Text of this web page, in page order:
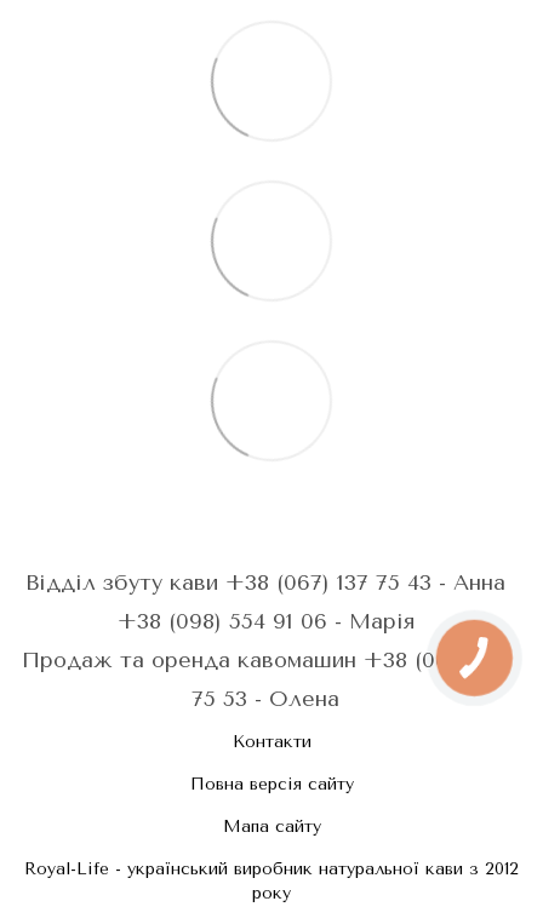
Відділ збуту кави +38 (067) 137 75 43 - Анна
+38 (098) 554 91 06 - Марія
Продаж та оренда кавомашин +38 (067) 287
75 53 - Олена
Контакти
Повна версія сайту
Мапа сайту
Royal-Life - український виробник натуральної кави з 2012
року